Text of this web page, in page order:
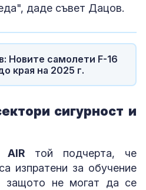
даде съвет Дацов.
Новите самолети F-16
края на 2025 г.
сигурност и
AIR той подчерта, че
изпратени за обучение
защото не могат да се